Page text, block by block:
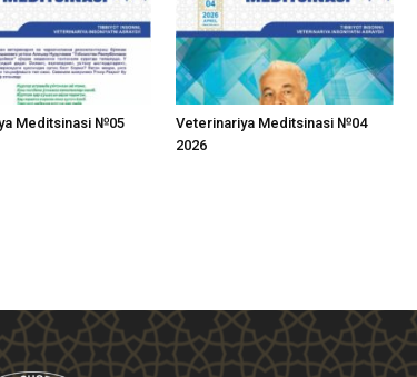
Meditsinasi №05
Veterinariya Meditsinasi №04
2026